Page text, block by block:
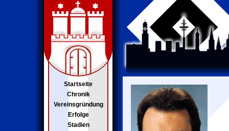
Startseite
Chronik
Vereinsgründung
Erfolge
Stadien